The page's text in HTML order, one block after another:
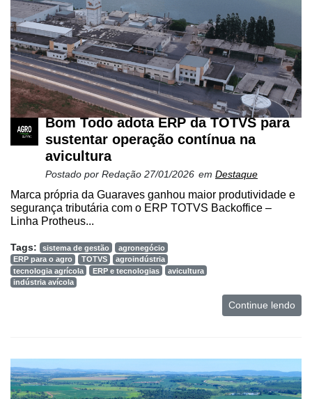
Bom Todo adota ERP da TOTVS para
sustentar operação contínua na
avicultura
Postado por Redação 27/01/2026 em Destaque
Marca própria da Guaraves ganhou maior produtividade e
segurança tributária com o ERP TOTVS Backoffice –
Linha Protheus...
Tags: sistema de gestão
agronegócio
ERP para o agro
TOTVS
agroindústria
tecnologia agrícola
ERP e tecnologias
avicultura
indústria avícola
Continue lendo